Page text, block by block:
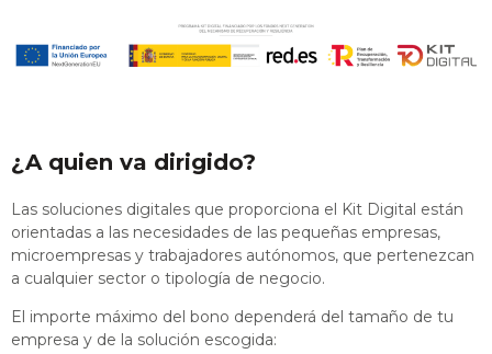
¿A quien va dirigido?
Las soluciones digitales que proporciona el Kit Digital están
orientadas a las necesidades de las pequeñas empresas,
microempresas y trabajadores autónomos, que pertenezcan
a cualquier sector o tipología de negocio.
El importe máximo del bono dependerá del tamaño de tu
empresa y de la solución escogida: